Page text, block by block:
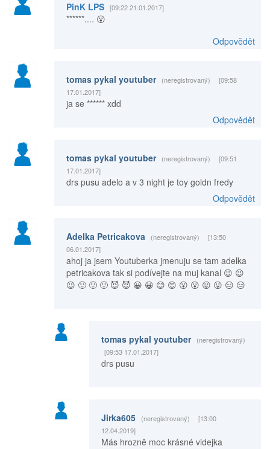
PinK LPS [09:22 21.01.2017]
******.... 😮
Odpovědět
tomas pykal youtuber (neregistrovaný)
[09:58
17.01.2017]
ja se ****** xdd
Odpovědět
tomas pykal youtuber (neregistrovaný)
[09:51
17.01.2017]
drs pusu adelo a v 3 night je toy goldn fredy
Odpovědět
Adelka Petricakova (neregistrovaný)
[13:50
06.01.2017]
ahoj ja jsem Youtuberka jmenuju se tam adelka
petricakova tak si podívejte na muj kanal 😉 😉
😉 🙂 🙂 🙂 😈 😈 😀 😀 😊 😊 😮 😮 😛 😛 😑 😑
tomas pykal youtuber (neregistrovaný)
[09:53 17.01.2017]
drs pusu
Jirka605 (neregistrovaný)
[13:00
12.04.2019]
Más hrozně moc krásné videjka